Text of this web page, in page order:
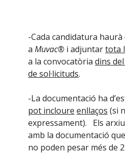
-Cada candidatura
a Muvac® i adjuntartota
a la convocatòria dins
de sol·licituds.
-La documentació ha
pot incloure enllaços (si
expressament). Els
amb la documentació
no poden pesar més de